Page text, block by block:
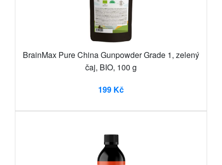
BrainMax Pure China Gunpowder Grade 1, zelený
čaj, BIO, 100 g
199 Kč